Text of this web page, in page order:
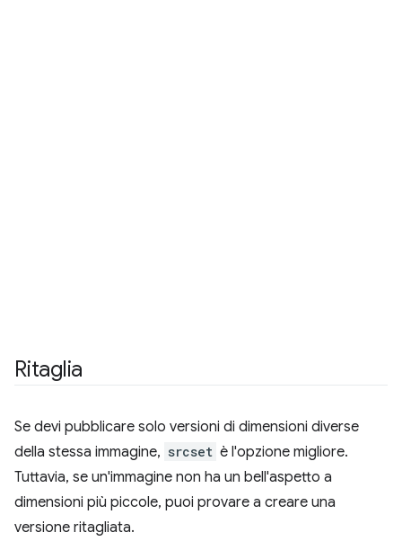
Ritaglia
Se devi pubblicare solo versioni di dimensioni diverse
della stessa immagine, srcset è l'opzione migliore.
Tuttavia, se un'immagine non ha un bell'aspetto a
dimensioni più piccole, puoi provare a creare una
versione ritagliata.